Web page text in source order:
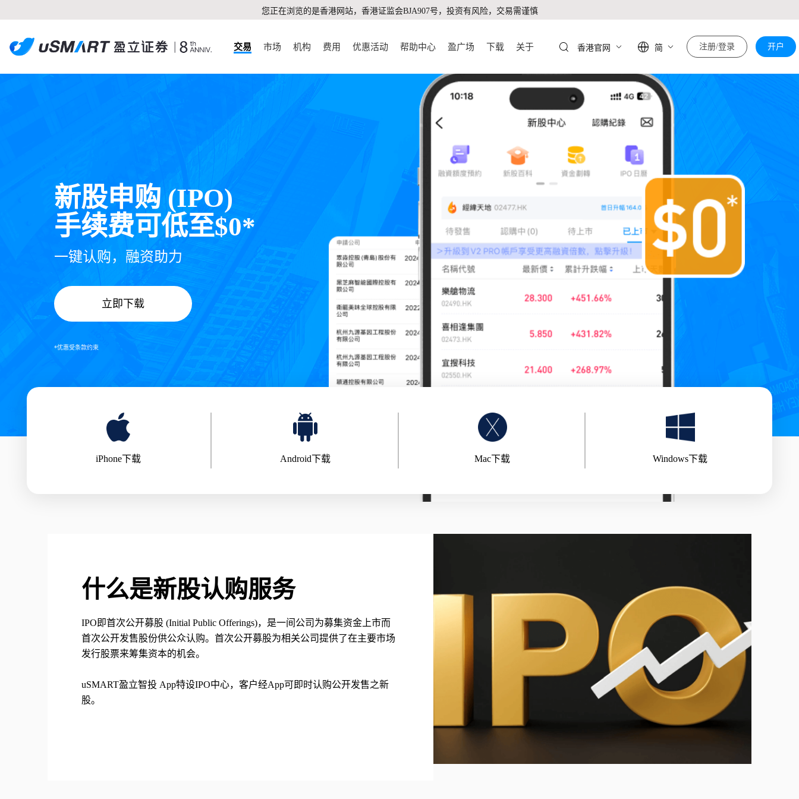
您正在浏览的是香港网站，香港证监会BJA907号，投资有风险，交易需谨慎
交易 市场 机构 费用 优惠活动 帮助中心 盈广场 下载 关于 香港官网 简 注册/登录 开户
新股申购 (IPO)
手续费可低至$0*
一键认购，融资助力
立即下载
*优惠受条款约束
iPhone下载 Android下载 Mac下载 Windows下载
什么是新股认购服务
IPO即首次公开募股 (Initial Public Offerings)，是一间公司为募集资金上市而
首次公开发售股份供公众认购。首次公开募股为相关公司提供了在主要市场
发行股票来筹集资本的机会。
uSMART盈立智投 App特设IPO中心，客户经App可即时认购公开发售之新
股。